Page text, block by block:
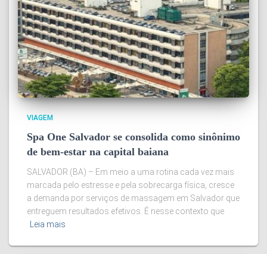
VIAGEM
Spa One Salvador se consolida como sinônimo
de bem-estar na capital baiana
SALVADOR (BA) – Em meio a uma rotina cada vez mais
marcada pelo estresse e pela sobrecarga física, cresce
a demanda por serviços de massagem em Salvador que
entreguem resultados efetivos. É nesse contexto que
Leia mais